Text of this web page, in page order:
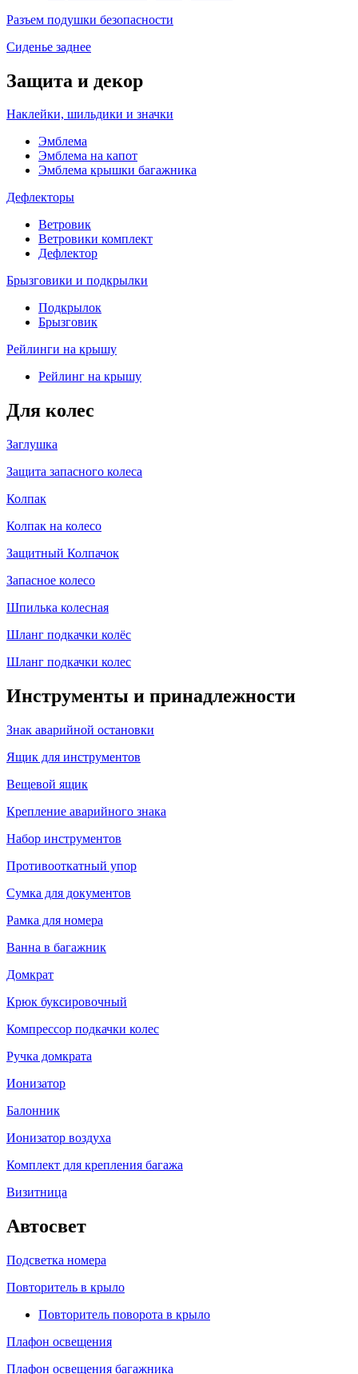
Разъем подушки безопасности
Сиденье заднее
Защита и декор
Наклейки, шильдики и значки
Эмблема
Эмблема на капот
Эмблема крышки багажника
Дефлекторы
Ветровик
Ветровики комплект
Дефлектор
Брызговики и подкрылки
Подкрылок
Брызговик
Рейлинги на крышу
Рейлинг на крышу
Для колес
Заглушка
Защита запасного колеса
Колпак
Колпак на колесо
Защитный Колпачок
Запасное колесо
Шпилька колесная
Шланг подкачки колёс
Шланг подкачки колес
Инструменты и принадлежности
Знак аварийной остановки
Ящик для инструментов
Вещевой ящик
Крепление аварийного знака
Набор инструментов
Противооткатный упор
Сумка для документов
Рамка для номера
Ванна в багажник
Домкрат
Крюк буксировочный
Компрессор подкачки колес
Ручка домкрата
Ионизатор
Балонник
Ионизатор воздуха
Комплект для крепления багажа
Визитница
Автосвет
Подсветка номера
Повторитель в крыло
Повторитель поворота в крыло
Плафон освещения
Плафон освещения багажника